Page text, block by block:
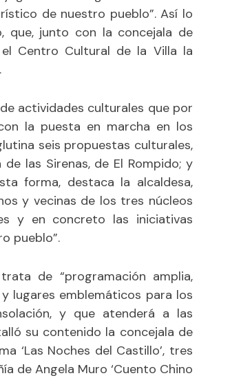
de nuestro pueblo”. Así lo
que, junto con la concejala de
Centro Cultural de la Villa la
actividades culturales que por
la puesta en marcha en los
seis propuestas culturales,
las Sirenas, de El Rompido; y
forma, destaca la alcaldesa,
y vecinas de los tres núcleos
y en concreto las iniciativas
pueblo”.
de “programación amplia,
lugares emblemáticos para los
y que atenderá a las
su contenido la concejala de
‘Las Noches del Castillo’, tres
de Angela Muro ‘Cuento Chino